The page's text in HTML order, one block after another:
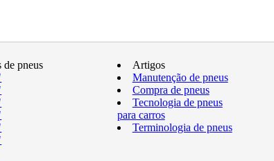
de pneus
Artigos
Manutenção de pneus
Compra de pneus
Tecnologia de pneus
para carros
Terminologia de pneus